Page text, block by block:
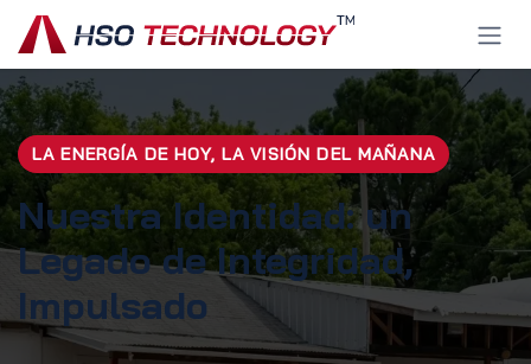
Ir al contenido
LA ENERGÍA DE HOY, LA VISIÓN DEL MAÑANA
Nuestra Identidad: un
Legado de Integridad,
Impulsado